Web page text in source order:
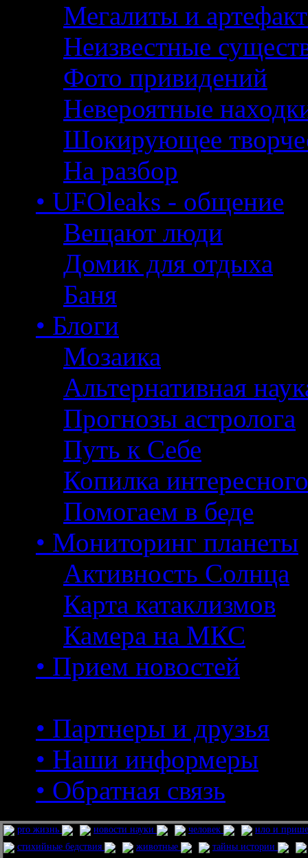
Мегалиты и
Неизвестные
Фото привидений
Невероятные
Шокирующее
На разбор
• UFOleaks - общение
Вещают люди
Домик для отдыха
Баня
• Блоги
Мозаика
Альтернативная
Прогнозы астролога
Путь к Себе
Копилка интересного
Помогаем в беде
• Мониторинг планеты
Активность Солнца
Карта катаклизмов
Камера на МКС
• Прием новостей
• Партнеры и друзья
• Наши информеры
• Обратная связь
pro жизнь новости науки человек
нло и
стихийные бедствия
животные
тайны истории